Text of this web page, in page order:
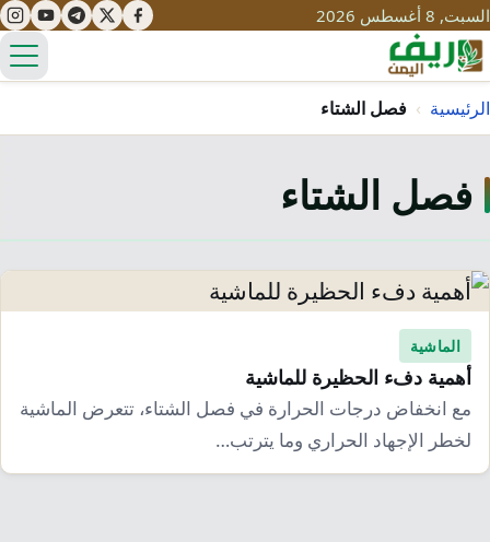
السبت, 8 أغسطس 2026
مياه
طرُق
قصص نجاح
مبادرات
سياحة
تراث
ثقافة
التغير المناخي
محميات
التلوث
تحديات
حلول
نساء
الرئيسية › فصل الشتاء
فصل الشتاء
الماشية
أهمية دفء الحظيرة للماشية
مع انخفاض درجات الحرارة في فصل الشتاء، تتعرض الماشية
لخطر الإجهاد الحراري وما يترتب…